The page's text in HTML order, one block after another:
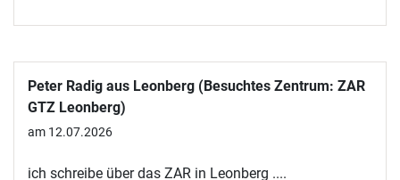
Peter Radig aus Leonberg (Besuchtes Zentrum: ZAR
GTZ Leonberg)
am 12.07.2026
ich schreibe über das ZAR in Leonberg ....